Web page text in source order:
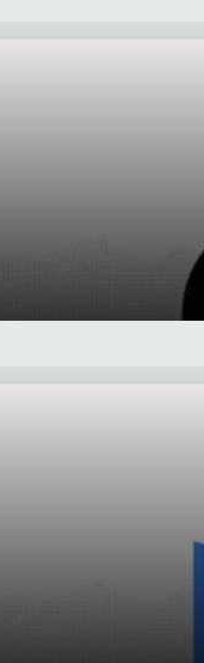
Sol en GPT-5.6